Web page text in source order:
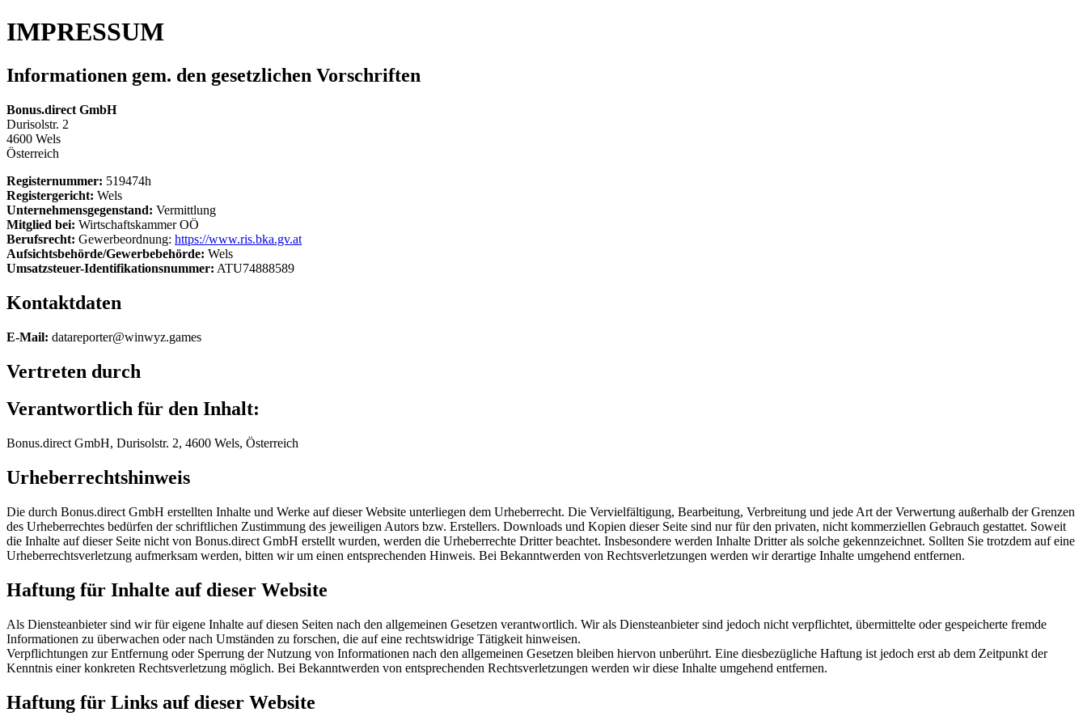
IMPRESSUM
Informationen gem. den gesetzlichen Vorschriften
Bonus.direct GmbH
Durisolstr. 2
4600 Wels
Österreich
Registernummer: 519474h
Registergericht: Wels
Unternehmensgegenstand: Vermittlung
Mitglied bei: Wirtschaftskammer OÖ
Berufsrecht: Gewerbeordnung: https://www.ris.bka.gv.at
Aufsichtsbehörde/Gewerbebehörde: Wels
Umsatzsteuer-Identifikationsnummer: ATU74888589
Kontaktdaten
E-Mail: datareporter@winwyz.games
Vertreten durch
Verantwortlich für den Inhalt:
Bonus.direct GmbH, Durisolstr. 2, 4600 Wels, Österreich
Urheberrechtshinweis
Die durch Bonus.direct GmbH erstellten Inhalte und Werke auf dieser Website unterliegen dem Urheberrecht. Die Vervielfältigung, Bearbeitung, Verbreitung und jede Art der Verwertung außerhalb der Grenzen
des Urheberrechtes bedürfen der schriftlichen Zustimmung des jeweiligen Autors bzw. Erstellers. Downloads und Kopien dieser Seite sind nur für den privaten, nicht kommerziellen Gebrauch gestattet. Soweit
die Inhalte auf dieser Seite nicht von Bonus.direct GmbH erstellt wurden, werden die Urheberrechte Dritter beachtet. Insbesondere werden Inhalte Dritter als solche gekennzeichnet. Sollten Sie trotzdem auf eine
Urheberrechtsverletzung aufmerksam werden, bitten wir um einen entsprechenden Hinweis. Bei Bekanntwerden von Rechtsverletzungen werden wir derartige Inhalte umgehend entfernen.
Haftung für Inhalte auf dieser Website
Als Diensteanbieter sind wir für eigene Inhalte auf diesen Seiten nach den allgemeinen Gesetzen verantwortlich. Wir als Diensteanbieter sind jedoch nicht verpflichtet, übermittelte oder gespeicherte fremde
Informationen zu überwachen oder nach Umständen zu forschen, die auf eine rechtswidrige Tätigkeit hinweisen.
Verpflichtungen zur Entfernung oder Sperrung der Nutzung von Informationen nach den allgemeinen Gesetzen bleiben hiervon unberührt. Eine diesbezügliche Haftung ist jedoch erst ab dem Zeitpunkt der
Kenntnis einer konkreten Rechtsverletzung möglich. Bei Bekanntwerden von entsprechenden Rechtsverletzungen werden wir diese Inhalte umgehend entfernen.
Haftung für Links auf dieser Website